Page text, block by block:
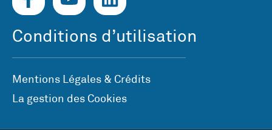
Conditions d’utilisation
Mentions Légales & Crédits
La gestion des Cookies